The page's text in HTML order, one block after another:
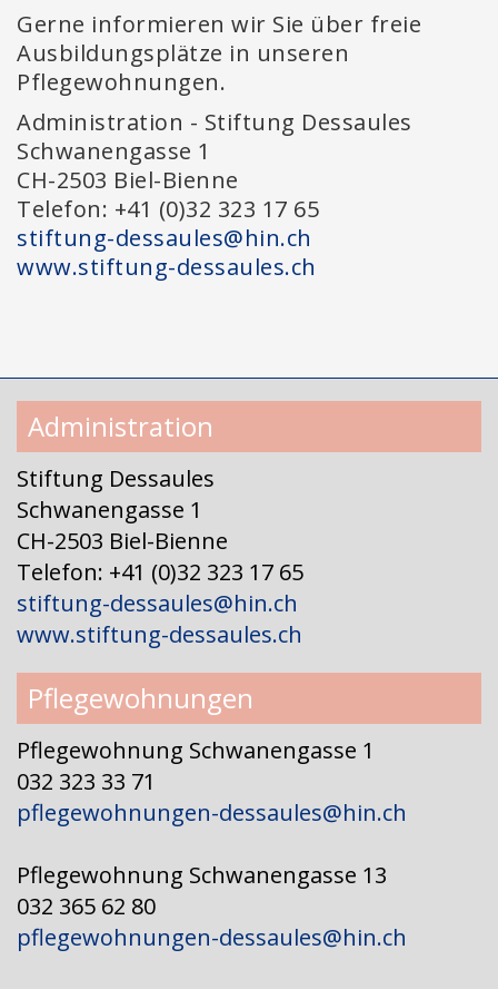
Gerne informieren wir Sie über freie
Ausbildungsplätze in unseren
Pflegewohnungen.
Administration - Stiftung Dessaules
Schwanengasse 1
CH-2503 Biel-Bienne
Telefon: +41 (0)32 323 17 65
stiftung-dessaules@hin.ch
www.stiftung-dessaules.ch
Administration
Stiftung Dessaules
Schwanengasse 1
CH-2503 Biel-Bienne
Telefon: +41 (0)32 323 17 65
stiftung-dessaules@hin.ch
www.stiftung-dessaules.ch
Pflegewohnungen
Pflegewohnung Schwanengasse 1
032 323 33 71
pflegewohnungen-dessaules@hin.ch
Pflegewohnung Schwanengasse 13
032 365 62 80
pflegewohnungen-dessaules@hin.ch